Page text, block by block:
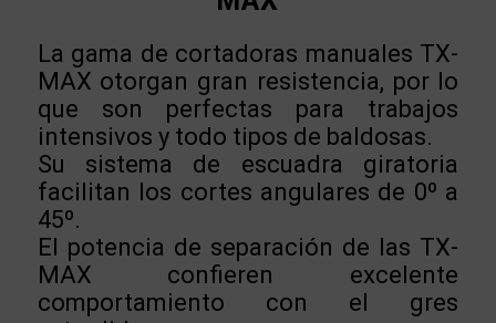
La gama de cortadoras manuales TX-
MAX otorgan gran resistencia, por lo
que son perfectas para trabajos
intensivos y todo tipos de baldosas.
Su sistema de escuadra giratoria
facilitan los cortes angulares de 0º a
45º.
El potencia de separación de las TX-
MAX confieren excelente
comportamiento con el gres